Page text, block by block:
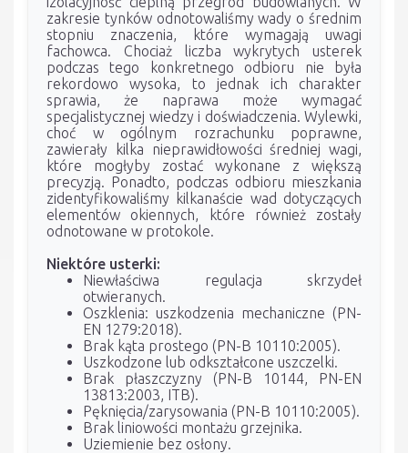
zakresie tynków odnotowaliśmy wady o średnim
stopniu znaczenia, które wymagają uwagi
fachowca. Chociaż liczba wykrytych usterek
podczas tego konkretnego odbioru nie była
rekordowo wysoka, to jednak ich charakter
sprawia, że naprawa może wymagać
specjalistycznej wiedzy i doświadczenia. Wylewki,
choć w ogólnym rozrachunku poprawne,
zawierały kilka nieprawidłowości średniej wagi,
które mogłyby zostać wykonane z większą
precyzją. Ponadto, podczas odbioru mieszkania
zidentyfikowaliśmy kilkanaście wad dotyczących
elementów okiennych, które również zostały
odnotowane w protokole.
Niektóre usterki:
Niewłaściwa regulacja skrzydeł
otwieranych.
Oszklenia: uszkodzenia mechaniczne (PN-
EN 1279:2018).
Brak kąta prostego (PN-B 10110:2005).
Uszkodzone lub odkształcone uszczelki.
Brak płaszczyzny (PN-B 10144, PN-EN
13813:2003, ITB).
Pęknięcia/zarysowania (PN-B 10110:2005).
Brak liniowości montażu grzejnika.
Uziemienie bez osłony.